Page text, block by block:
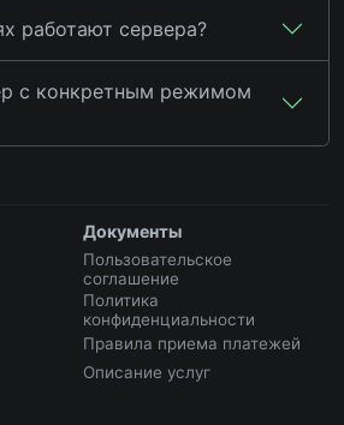
работают сервера?
с конкретным режимом
Документы
Пользовательское
соглашение
Политика
конфиденциальности
Правила приема платежей
Описание услуг